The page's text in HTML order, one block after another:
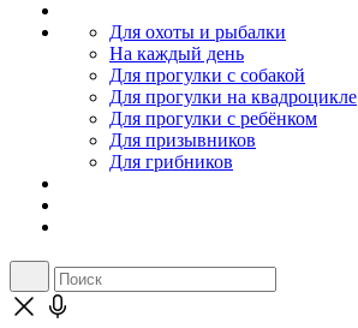
Для охоты и рыбалки
На каждый день
Для прогулки с собакой
Для прогулки на квадроцикле
Для прогулки с ребёнком
Для призывников
Для грибников